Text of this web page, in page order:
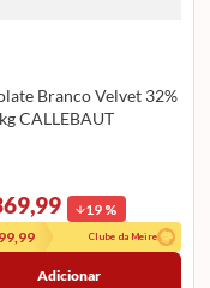
Branco Velvet 32%
CALLEBAUT
19 %
Clube da Meire
Adicionar